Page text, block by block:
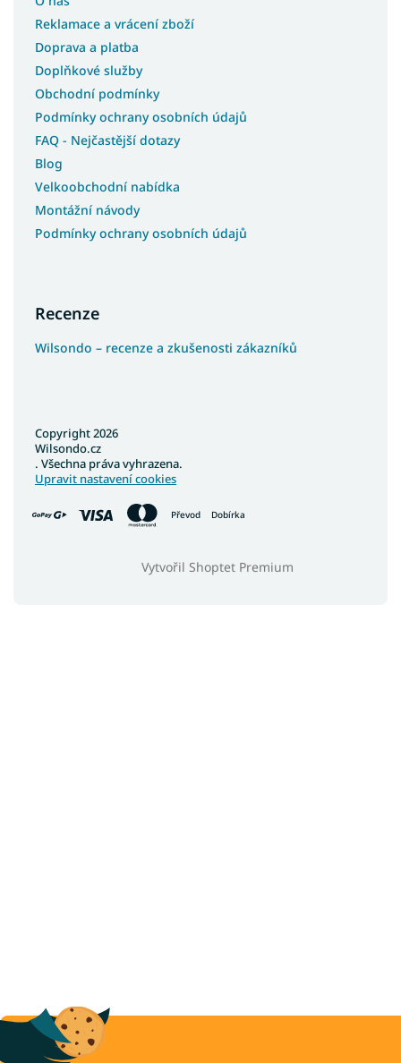
Reklamace a vrácení zboží
Doprava a platba
Doplňkové služby
Obchodní podmínky
Podmínky ochrany osobních údajů
FAQ - Nejčastější dotazy
Blog
Velkoobchodní nabídka
Montážní návody
Podmínky ochrany osobních údajů
Recenze
Wilsondo – recenze a zkušenosti zákazníků
Převod Dobírka
Vytvořil Shoptet Premium
Copyright 2026
Wilsondo.cz
. Všechna práva vyhrazena.
Upravit nastavení cookies